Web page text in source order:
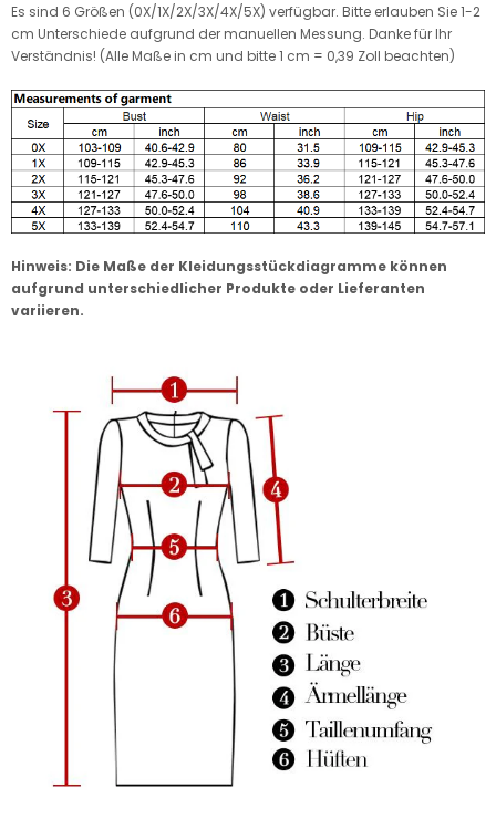
Es sind 6 Größen (0X/1X/2X/3X/4X/5X) verfügbar. Bitte erlauben Sie 1-2
cm Unterschiede aufgrund der manuellen Messung. Danke für Ihr
Verständnis! (Alle Maße in cm und bitte 1 cm = 0,39 Zoll beachten)
Hinweis: Die Maße der Kleidungsstückdiagramme können
aufgrund unterschiedlicher Produkte oder Lieferanten
variieren.